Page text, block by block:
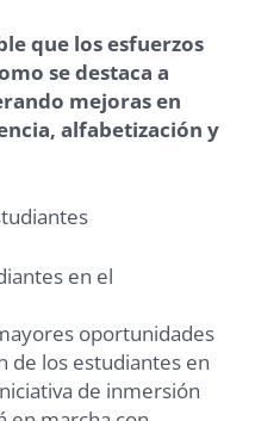
que los esfuerzos
se destaca a
mejoras en
alfabetización y
en el
oportunidades
de los estudiantes en
de inmersión